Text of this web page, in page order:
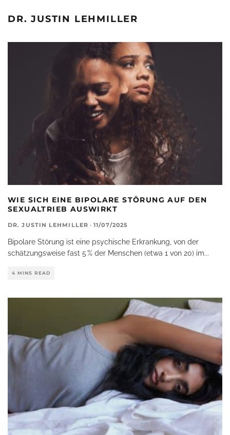
DR. JUSTIN LEHMILLER
WIE SICH EINE BIPOLARE STÖRUNG AUF DEN
SEXUALTRIEB AUSWIRKT
DR. JUSTIN LEHMILLER · 11/07/2025
Bipolare Störung ist eine psychische Erkrankung, von der
schätzungsweise fast 5 % der Menschen (etwa 1 von 20) im...
4 MINS READ